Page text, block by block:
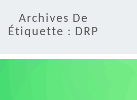
Archives De
Étiquette : DRP